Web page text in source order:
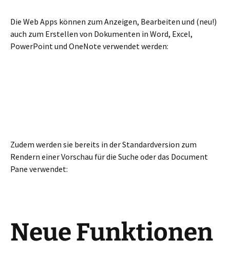
Die Web Apps können zum Anzeigen, Bearbeiten und (neu!)
auch zum Erstellen von Dokumenten in Word, Excel,
PowerPoint und OneNote verwendet werden:
Zudem werden sie bereits in der Standardversion zum
Rendern einer Vorschau für die Suche oder das Document
Pane verwendet:
Neue Funktionen